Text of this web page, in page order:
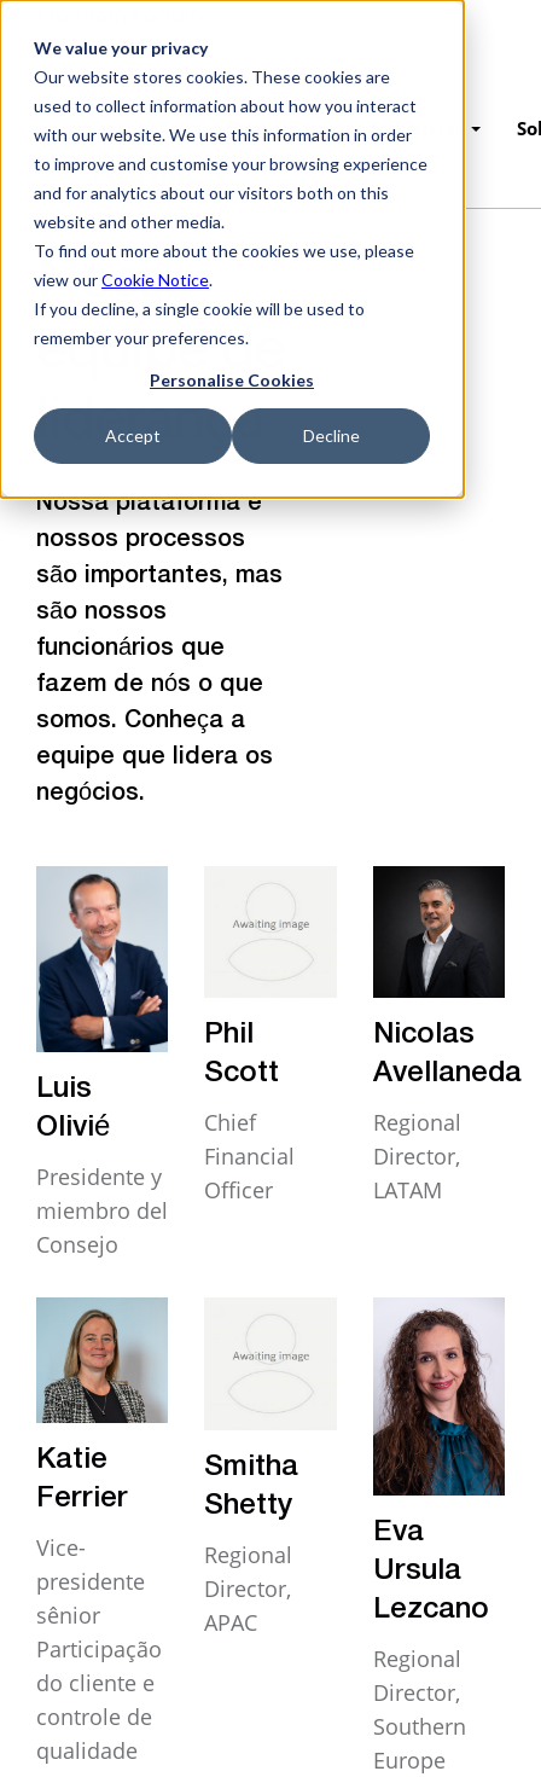
We value your privacy
Our website stores cookies. These cookies are
used to collect information about how you interact
with our website. We use this information in order
to improve and customise your browsing experience
and for analytics about our visitors both on this
website and other media.
To find out more about the cookies we use, please
view ourCookie Notice.
If you decline, a single cookie will be used to
remember your preferences.
Personalise Cookies
Accept Decline
Productos Indústrias
Nossa
equipe de
liderança
Nossa plataforma e
nossos processos
são importantes, mas
são nossos
funcionários que
fazem de nós o que
somos. Conheça a
equipe que lidera os
negócios.
Luis
Olivié
Presidente y
miembro del
Consejo
Phil
Scott
Chief
Financial
Officer
Nicolas
Avellaneda
Regional
Director,
LATAM
Katie
Ferrier
Vice-
presidente
sênior
Participação
do cliente e
controle de
qualidade
Smitha
Shetty
Regional
Director,
APAC
Eva
Ursula
Lezcano
Regional
Director,
Southern
Europe